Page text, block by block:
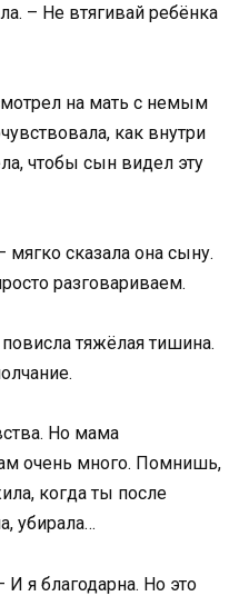
– Не втягивай ребёнка
на мать с немым
как внутри
чтобы сын видел эту
сказала она сыну.
разговариваем.
тяжёлая тишина.
Но мама
очень много. Помнишь,
когда ты после
убирала…
я благодарна. Но это